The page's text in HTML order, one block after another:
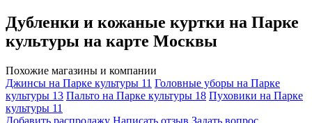
Дубленки и кожаные куртки на Парке
культуры на карте Москвы
Похожие магазины и компании
Джинсы на Парке культуры 11 Головные уборы на Парке
культуры 13 Пальто на Парке культуры 18 Пуховики на Парке
культуры 11
Добавить раcпродажу Написать отзыв Задать вопрос